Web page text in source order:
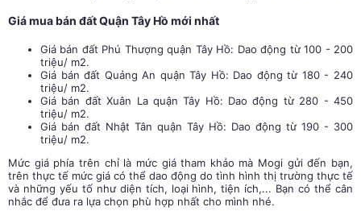
Giá mua bán đất Quận Tây Hồ mới nhất
Giá bán đất Phú Thượng quận Tây Hồ: Dao động từ 100 - 200
triệu/ m2.
Giá bán đất Quảng An quận Tây Hồ: Dao động từ 180 - 240
triệu/ m2.
Giá bán đất Xuân La quận Tây Hồ: Dao động từ 280 - 450
triệu/ m2.
Giá bán đất Nhật Tân quận Tây Hồ: Dao động từ 190 - 300
triệu/ m2.
Mức giá phía trên chỉ là mức giá tham khảo mà Mogi gửi đến bạn,
trên thực tế mức giá có thể dao động do tình hình thị trường thực tế
và những yếu tố như diện tích, loại hình, tiện ích,... Bạn có thể cân
nhắc để đưa ra lựa chọn phù hợp nhất cho mình nhé.